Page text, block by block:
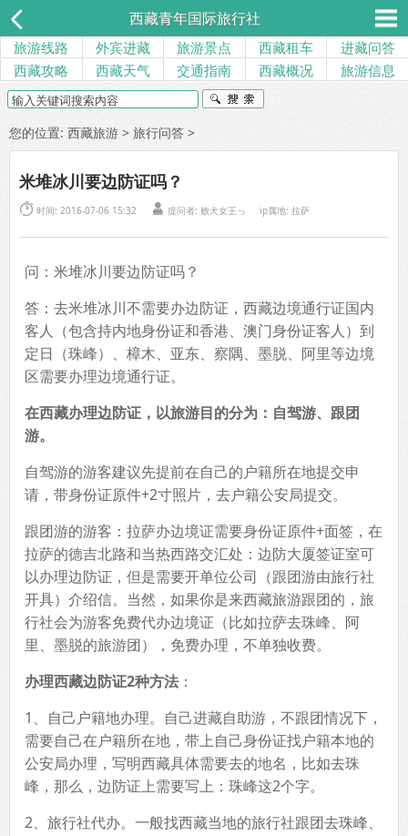
西藏青年国际旅行社
旅游线路 外宾进藏 旅游景点 西藏租车
进藏问答
西藏攻略
西藏天气 交通指南 西藏概况 旅游信息
您的位置: 西藏旅游 > 旅行问答 >
米堆冰川要边防证吗？
 时间: 2016-07-06 15:32  提问者: 败犬女王っ ip属地: 拉萨
问：米堆冰川要边防证吗？
答：去米堆冰川不需要办边防证，西藏边境通行证国内
客人（包含持内地身份证和香港、澳门身份证客人）到
定日（珠峰）、樟木、亚东、察隅、墨脱、阿里等边境
区需要办理边境通行证。
在西藏办理边防证，以旅游目的分为：自驾游、跟团
游。
自驾游的游客建议先提前在自己的户籍所在地提交申
请，带身份证原件+2寸照片，去户籍公安局提交。
跟团游的游客：拉萨办边境证需要身份证原件+面签，在
拉萨的德吉北路和当热西路交汇处：边防大厦签证室可
以办理边防证，但是需要开单位公司（跟团游由旅行社
开具）介绍信。当然，如果你是来西藏旅游跟团的，旅
行社会为游客免费代办边境证（比如拉萨去珠峰、阿
里、墨脱的旅游团），免费办理，不单独收费。
办理西藏边防证2种方法 ：
1、自己户籍地办理。自己进藏自助游，不跟团情况下，
需要自己在户籍所在地，带上自己身份证找户籍本地的
公安局办理，写明西藏具体需要去的地名，比如去珠
峰，那么，边防证上需要写上：珠峰这2个字。
2、旅行社代办。一般找西藏当地的旅行社跟团去珠峰、